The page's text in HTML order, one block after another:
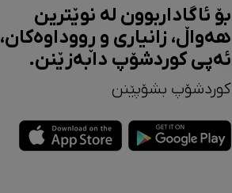
بۆ ئاگاداربوون لە نوێترین
هەواڵ، زانیاری و ڕووداوەکان،
ئەپی کوردشۆپ دابەزێنن.
کوردشۆپ بشۆپێنن